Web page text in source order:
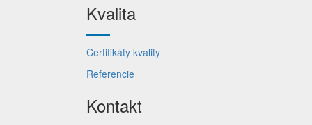
Kvalita
Certifikáty kvality
Referencie
Kontakt